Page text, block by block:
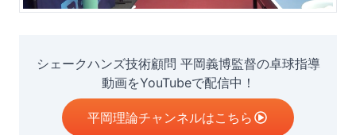
シェークハンズ技術顧問 平岡義博監督の卓球指導
動画をYouTubeで配信中！
平岡理論チャンネルはこちら